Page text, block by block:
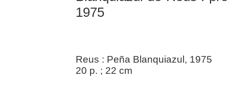
1975
Reus : Peña Blanquiazul, 1975
20 p. ; 22 cm